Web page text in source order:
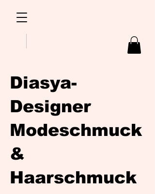
Diasya-
Designer
Modeschmuck
&
Haarschmuck